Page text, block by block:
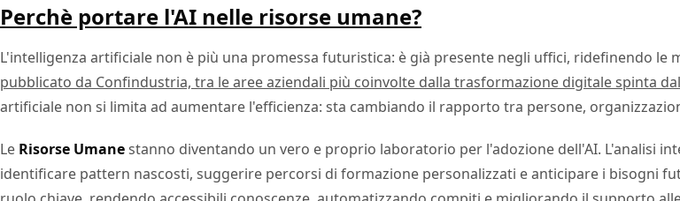
Perchè portare l'AI nelle risorse umane?
L'intelligenza artificiale non è più una promessa futuristica: è già presente negli uffici, ridefinendo le
pubblicato da Confindustria, tra le aree aziendali più coinvolte dalla trasformazione digitale spinta
artificiale non si limita ad aumentare l'efficienza: sta cambiando il rapporto tra persone,
Le Risorse Umanestanno diventando un vero e proprio laboratorio per l'adozione dell'AI. L'analisi
identificare pattern nascosti, suggerire percorsi di formazione personalizzati e anticipare i bisogni